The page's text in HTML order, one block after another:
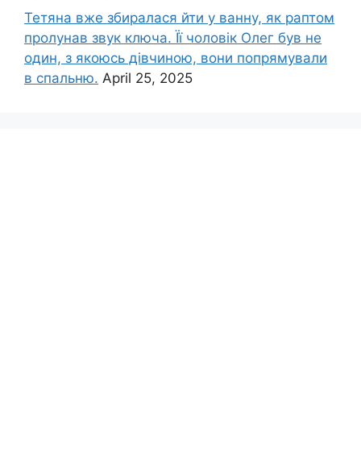
Тетяна вже збиралася йти у ванну, як раптом
пролунав звук ключа. Її чоловік Олег був не
один, з якоюсь дівчиною, вони попрямували
в спальню. April 25, 2025